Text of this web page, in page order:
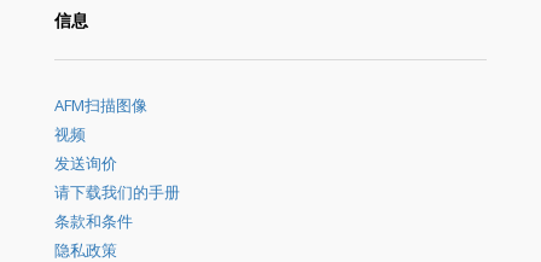
信息
AFM扫描图像
视频
发送询价
请下载我们的手册
条款和条件
隐私政策